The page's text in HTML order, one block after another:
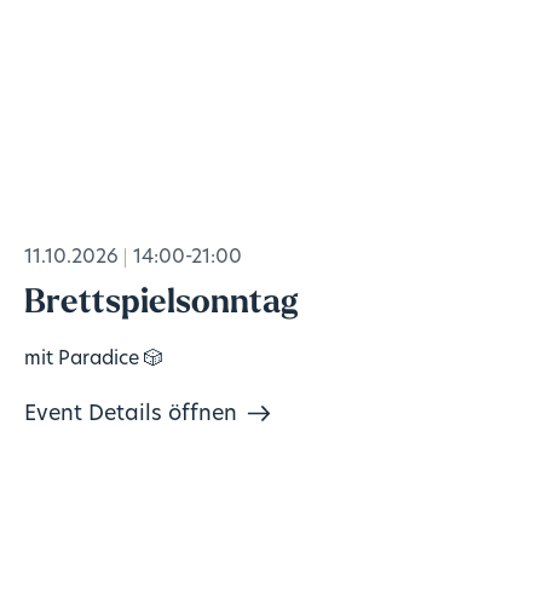
11.10.2026 14:00-21:00
Brettspielsonntag
mit Paradice 🎲
Event Details öffnen